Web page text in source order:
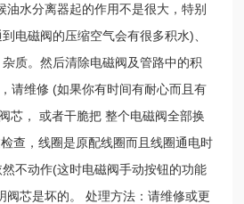
油水分离器起的作用不是很大，特别
电磁阀的压缩空气会有很多积水)、
质。然后清除电磁阀及管路中的积
请维修 (如果你有时间有耐心而且有
芯， 或者干脆把 整个电磁阀全部换
查，线圈是原配线圈而且线圈通电时
不动作(这时电磁阀手动按钮的功能
阀芯是坏的。 处理方法：请维修或更